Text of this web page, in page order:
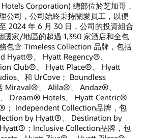
Corporation) 總部位於芝加哥，
公司，公司始終秉持關愛員工，以便
2024 年 6 月 30 日，公司的投資組合
國家/地區的超過 1,350 家酒店和全包
包含 Timeless Collection 品牌，包括
Hyatt®、 Hyatt Regency®、
Club®、 Hyatt Place®、 Hyatt
、和 UrCove； Boundless
Miraval®、 Alila®、 Andaz®、
Dream® Hotels、 Hyatt Centric®
； Independent Collection品牌，包
by Hyatt®、 Destination by
；Inclusive Collection品牌，包